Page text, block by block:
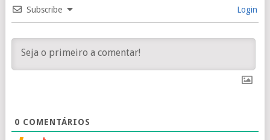
Subscribe Login
0 COMENTÁRIOS